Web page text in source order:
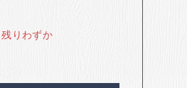
残りわずか